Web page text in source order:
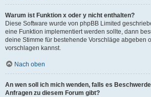
Warum ist Funktion x oder y nicht enthalten?
Diese Software wurde von phpBB Limited
eine Funktion implementiert werden sollte, dann
deine Stimme für bestehende Vorschläge abgeben
vorschlagen kannst.
Nach oben
An wen soll ich mich wenden, falls es
Anfragen zu diesem Forum gibt?